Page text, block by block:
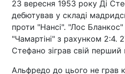
23 вересня 1953 року Ді
дебютував у складі
проти "Нансі". "Лос
"Чамартіні" з рахунком 2:4.
Стефано зіграв свій перший
Альфредо до цього не грав